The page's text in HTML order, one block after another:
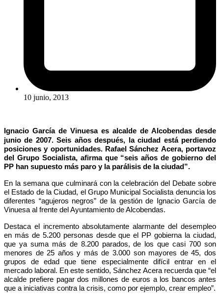
10 junio, 2013
Ignacio García de Vinuesa es alcalde de Alcobendas desde
junio de 2007. Seis años después, la ciudad está perdiendo
posiciones y oportunidades. Rafael Sánchez Acera, portavoz
del Grupo Socialista, afirma que “seis años de gobierno del
PP han supuesto más paro y la parálisis de la ciudad”.
En la semana que culminará con la celebración del Debate sobre
el Estado de la Ciudad, el Grupo Municipal Socialista denuncia los
diferentes “agujeros negros” de la gestión de Ignacio García de
Vinuesa al frente del Ayuntamiento de Alcobendas.
Destaca el incremento absolutamente alarmante del desempleo
en más de 5.200 personas desde que el PP gobierna la ciudad,
que ya suma más de 8.200 parados, de los que casi 700 son
menores de 25 años y más de 3.000 son mayores de 45, dos
grupos de edad que tiene especialmente difícil entrar en el
mercado laboral. En este sentido, Sánchez Acera recuerda que “el
alcalde prefiere pagar dos millones de euros a los bancos antes
que a iniciativas contra la crisis, como por ejemplo, crear empleo”.